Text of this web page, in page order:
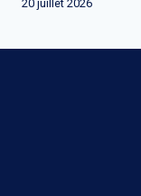
20 juillet 2026